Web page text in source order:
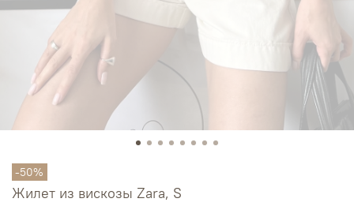
-50%
Жилет из вискозы Zara, S